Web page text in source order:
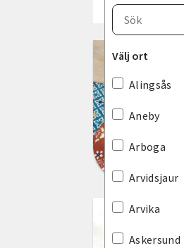
Välj län
Välj ort
Alingsås
Aneby
Arboga
Arvidsjaur
Arvika
Askersund